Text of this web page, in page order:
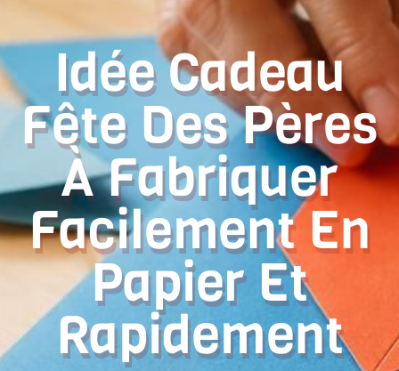
Idée Cadeau
Fête Des Pères
À Fabriquer
Facilement En
Papier Et
Rapidement